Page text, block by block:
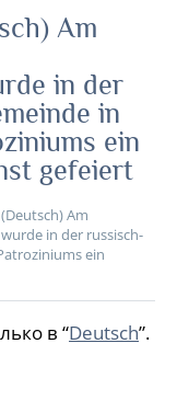
Am
in der
in
ein
gefeiert
(Deutsch) Am
in der russisch-
ein
в “Deutsch”.